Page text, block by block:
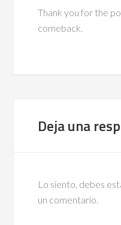
Thank you for the
comeback.
Deja una
Lo siento, debes
un comentario.